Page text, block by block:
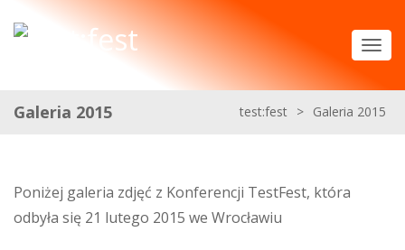
Galeria 2015 test:fest > Galeria 2015
Poniżej galeria zdjęć z Konferencji TestFest, która
odbyła się 21 lutego 2015 we Wrocławiu